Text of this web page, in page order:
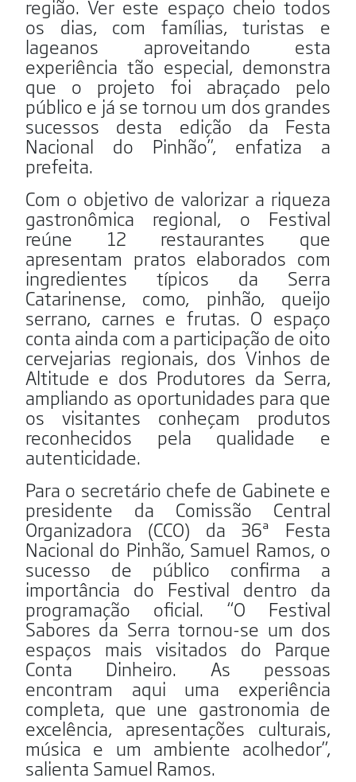
região. Ver este espaço cheio todos
os dias, com famílias, turistas e
lageanos aproveitando esta
experiência tão especial, demonstra
que o projeto foi abraçado pelo
público e já se tornou um dos grandes
sucessos desta edição da Festa
Nacional do Pinhão”, enfatiza a
prefeita.
Com o objetivo de valorizar a riqueza
gastronômica regional, o Festival
reúne 12 restaurantes que
apresentam pratos elaborados com
ingredientes típicos da Serra
Catarinense, como, pinhão, queijo
serrano, carnes e frutas. O espaço
conta ainda com a participação de oito
cervejarias regionais, dos Vinhos de
Altitude e dos Produtores da Serra,
ampliando as oportunidades para que
os visitantes conheçam produtos
reconhecidos pela qualidade e
autenticidade.
Para o secretário chefe de Gabinete e
presidente da Comissão Central
Organizadora (CCO) da 36ª Festa
Nacional do Pinhão, Samuel Ramos, o
sucesso de público confirma a
importância do Festival dentro da
programação oficial. “O Festival
Sabores da Serra tornou-se um dos
espaços mais visitados do Parque
Conta Dinheiro. As pessoas
encontram aqui uma experiência
completa, que une gastronomia de
excelência, apresentações culturais,
música e um ambiente acolhedor”,
salienta Samuel Ramos.